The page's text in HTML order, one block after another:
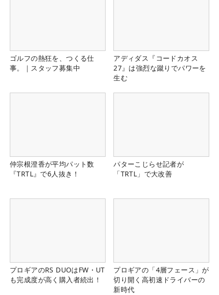
ゴルフの熱狂を、つくる仕
事。｜スタッフ募集中
アディダス『コードカオス
27』は強烈な蹴りでパワーを
生む
仲宗根澄香が平均パット数
『TRTL』で6人抜き！
パターこじらせ記者が
「TRTL」で大改善
プロギアのRS DUOはFW・UT
も完成度が高く購入者続出！
プロギアの「4層フェース」が
切り開く高初速ドライバーの
新時代